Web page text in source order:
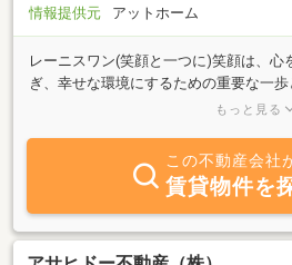
情報提供元
アットホーム
レーニスワン(笑顔と一つに)笑顔は、心
ぎ、幸せな環境にするための重要な一
の笑顔が、関わる全ての人に広がって
(笑顔あふれる組織へ)・共感と理解：仲
共感することが大切です。・支え合い
ということは、お互いに支え合い励ま
な時には助け合い、成功や成長を祝福
を築くために必要な要素です。・コミ
ーションは仲間関係の基盤です。素直な
もっと見る
この不動産会社
賃貸物件を